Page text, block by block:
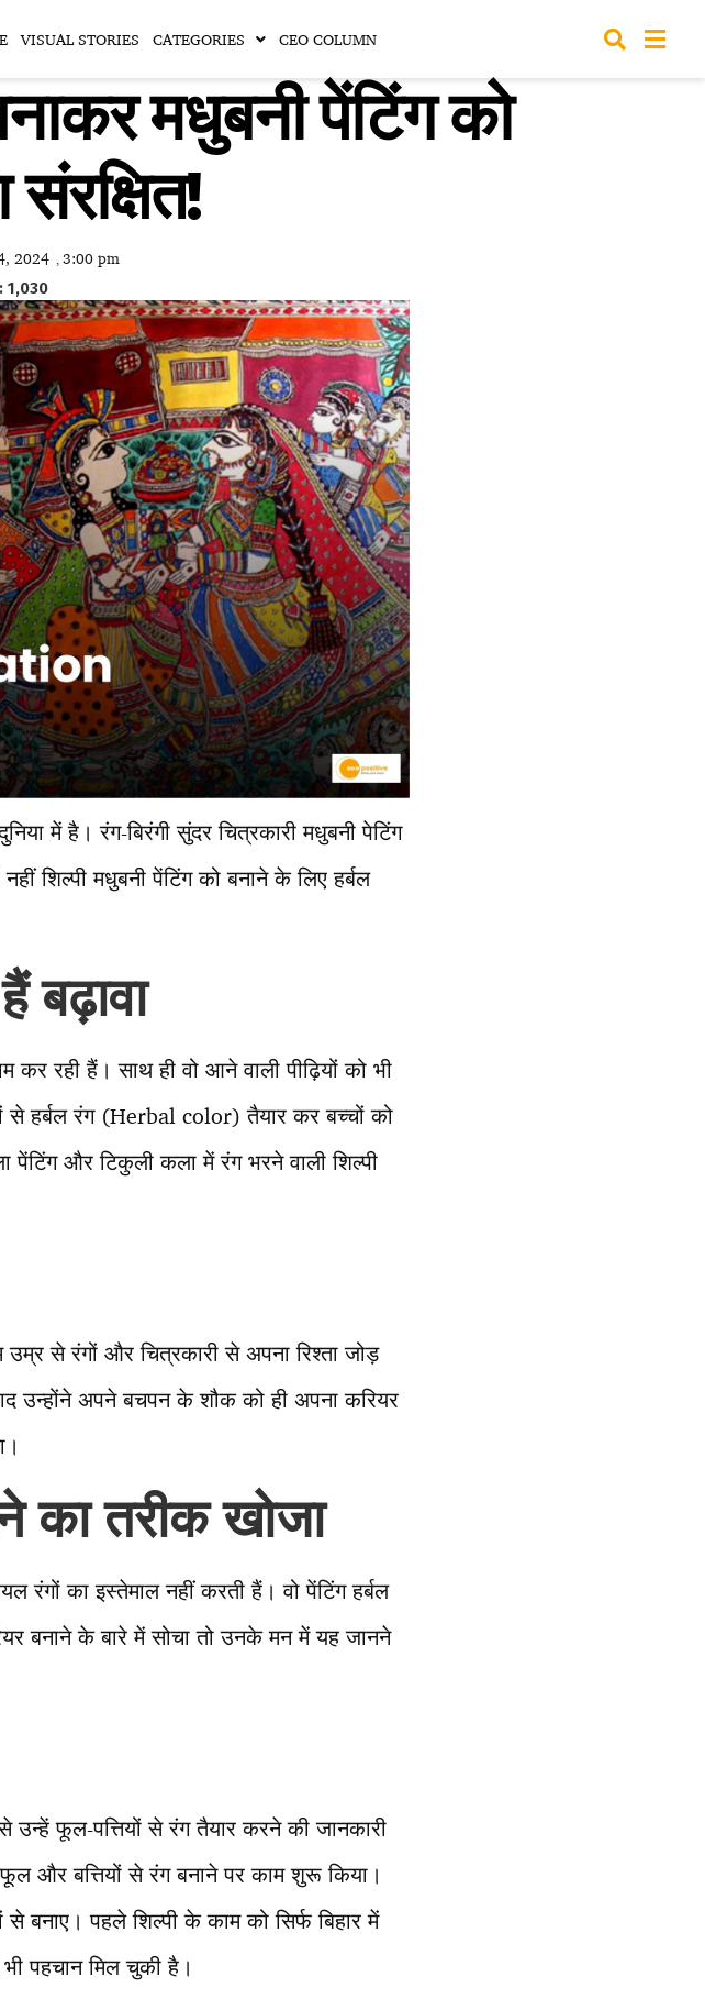
VISUAL STORIES CATEGORIES CEO COLUMN
मधुबनी पेंटिंग को
संरक्षित!
2024 , 3:00 pm
1,030
में है। रंग-बिरंगी सुंदर चित्रकारी मधुबनी पेटिंग
शिल्पी मधुबनी पेंटिंग को बनाने के लिए हर्बल
बढ़ावा
रही हैं। साथ ही वो आने वाली पीढ़ियों को भी
से हर्बल रंग (Herbal color) तैयार कर बच्चों को
पेंटिंग और टिकुली कला में रंग भरने वाली शिल्पी
से रंगों और चित्रकारी से अपना रिश्ता जोड़
उन्होंने अपने बचपन के शौक को ही अपना करियर
का तरीक खोजा
रंगों का इस्तेमाल नहीं करती हैं। वो पेंटिंग हर्बल
बनाने के बारे में सोचा तो उनके मन में यह जानने
उन्हें फूल-पत्तियों से रंग तैयार करने की जानकारी
और बत्तियों से रंग बनाने पर काम शुरू किया।
बनाए। पहले शिल्पी के काम को सिर्फ बिहार में
भी पहचान मिल चुकी है।